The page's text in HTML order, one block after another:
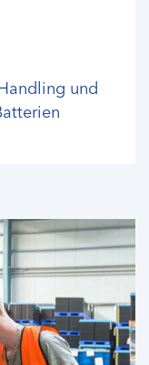
und